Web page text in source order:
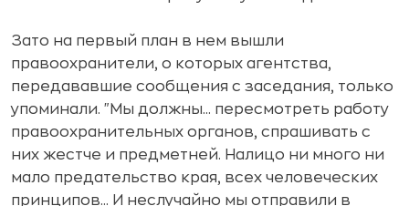
Зато на первый план в нем вышли
правоохранители, о которых агентства,
передававшие сообщения с заседания, только
упоминали. "Мы должны... пересмотреть работу
правоохранительных органов, спрашивать с
них жестче и предметней. Налицо ни много ни
мало предательство края, всех человеческих
принципов... И неслучайно мы отправили в